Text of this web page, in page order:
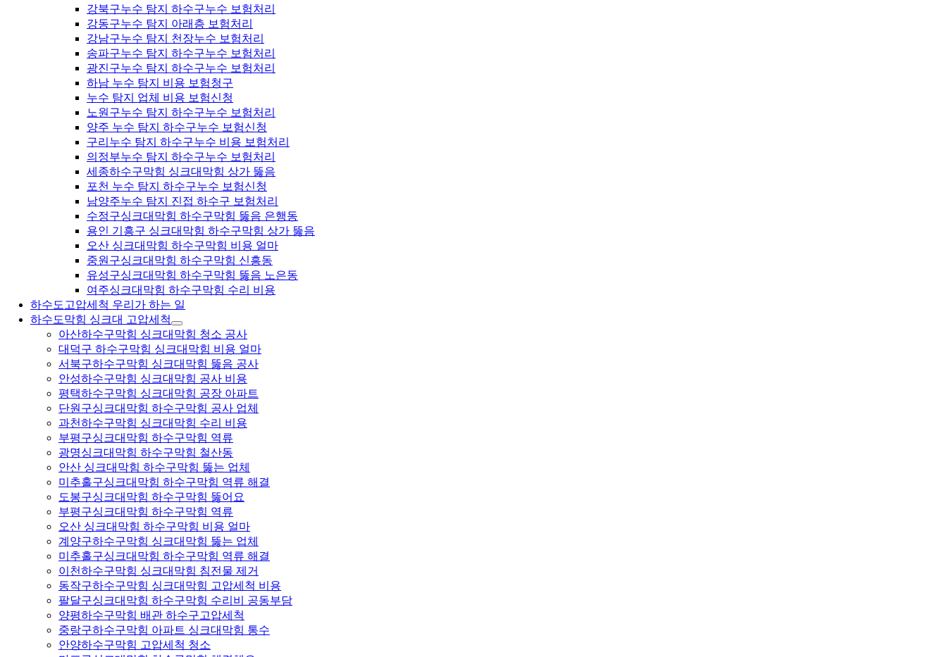
강북구누수 탐지 하수구누수 보험처리
강동구누수 탐지 아래층 보험처리
강남구누수 탐지 천장누수 보험처리
송파구누수 탐지 하수구누수 보험처리
광진구누수 탐지 하수구누수 보험처리
하남 누수 탐지 비용 보험청구
누수 탐지 업체 비용 보험신청
노원구누수 탐지 하수구누수 보험처리
양주 누수 탐지 하수구누수 보험신청
구리누수 탐지 하수구누수 비용 보험처리
의정부누수 탐지 하수구누수 보험처리
세종하수구막힘 싱크대막힘 상가 뚫음
포천 누수 탐지 하수구누수 보험신청
남양주누수 탐지 진접 하수구 보험처리
수정구싱크대막힘 하수구막힘 뚫음 은행동
용인 기흥구 싱크대막힘 하수구막힘 상가 뚫음
오산 싱크대막힘 하수구막힘 비용 얼마
중원구싱크대막힘 하수구막힘 신흥동
유성구싱크대막힘 하수구막힘 뚫음 노은동
여주싱크대막힘 하수구막힘 수리 비용
하수도고압세척 우리가 하는 일
하수도막힘 싱크대 고압세척
아산하수구막힘 싱크대막힘 청소 공사
대덕구 하수구막힘 싱크대막힘 비용 얼마
서북구하수구막힘 싱크대막힘 뚫음 공사
안성하수구막힘 싱크대막힘 공사 비용
평택하수구막힘 싱크대막힘 공장 아파트
단원구싱크대막힘 하수구막힘 공사 업체
과천하수구막힘 싱크대막힘 수리 비용
부평구싱크대막힘 하수구막힘 역류
광명싱크대막힘 하수구막힘 철산동
안산 싱크대막힘 하수구막힘 뚫는 업체
미추홀구싱크대막힘 하수구막힘 역류 해결
도봉구싱크대막힘 하수구막힘 뚫어요
부평구싱크대막힘 하수구막힘 역류
오산 싱크대막힘 하수구막힘 비용 얼마
계양구하수구막힘 싱크대막힘 뚫는 업체
미추홀구싱크대막힘 하수구막힘 역류 해결
이천하수구막힘 싱크대막힘 침전물 제거
동작구하수구막힘 싱크대막힘 고압세척 비용
팔달구싱크대막힘 하수구막힘 수리비 공동부담
양평하수구막힘 배관 하수구고압세척
중랑구하수구막힘 아파트 싱크대막힘 통수
안양하수구막힘 고압세척 청소